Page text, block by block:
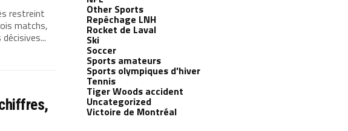
restreint
matchs,
Other Sports
Repêchage LNH
Rocket de Laval
Ski
Soccer
Sports amateurs
Sports olympiques d'hiver
Tennis
Tiger Woods accident
Uncategorized
Victoire de Montréal